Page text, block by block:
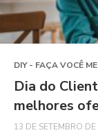
DIY - FAÇA VOCÊ
Dia do
melhores
13 DE SETEMBRO